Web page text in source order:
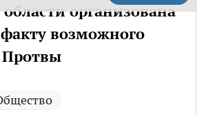
организована
возможного
Протвы